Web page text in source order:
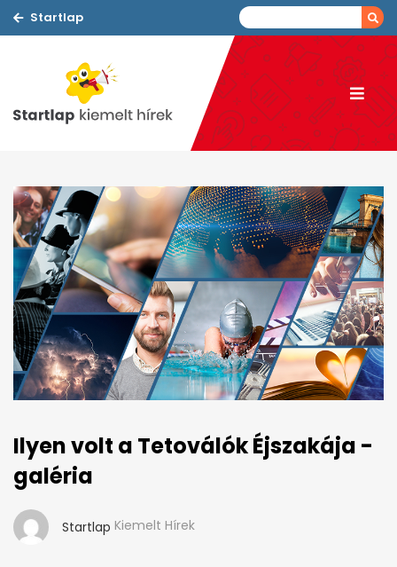
Startlap
Ilyen volt a Tetoválók Éjszakája -
galéria
Startlap Kiemelt Hírek